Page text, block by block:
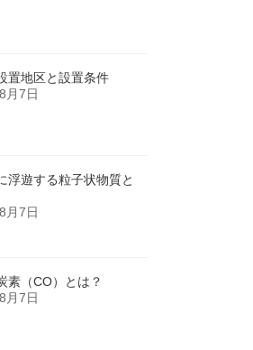
置地区と設置条件
月7日
浮遊する粒子状物質と
月7日
素（CO）とは？
月7日